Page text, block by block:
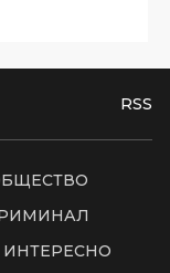
RSS
ИНТЕРЕСНО